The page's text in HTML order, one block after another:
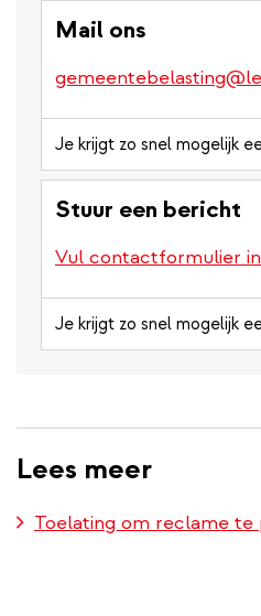
Mail ons
Je krijgt zo snel mogelijk
Stuur een bericht
Vul contactformulier in
Je krijgt zo snel mogelijk
Lees meer
Toelating om reclame te